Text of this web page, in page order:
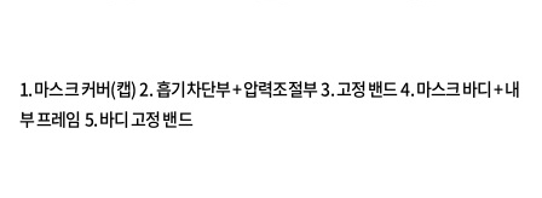
1. 마스크 커버(캡) 2. 흡기차단부 + 압력조절부 3. 고정 밴드 4. 마스크 바디 + 내
부 프레임 5. 바디 고정 밴드